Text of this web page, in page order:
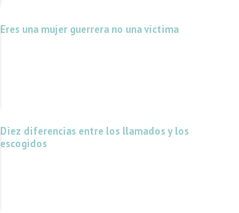
Eres una mujer guerrera no una víctima
Diez diferencias entre los llamados y los
escogidos